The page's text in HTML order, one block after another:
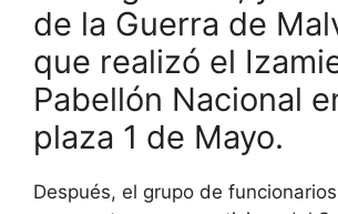
de la Guerra de
que realizó el
Pabellón Nacional
plaza 1 de Mayo.
Después, el grupo de